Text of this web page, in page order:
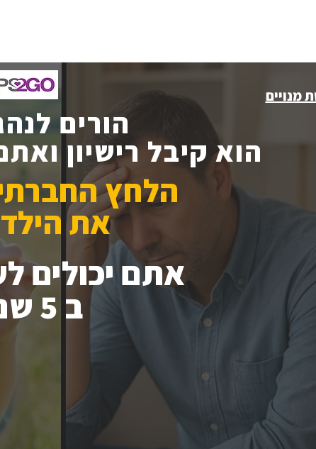
מנויים
הורים
הוא קיבל רישיון
הלחץ החברתי
את
אתם יכולים
ב 5 שניות